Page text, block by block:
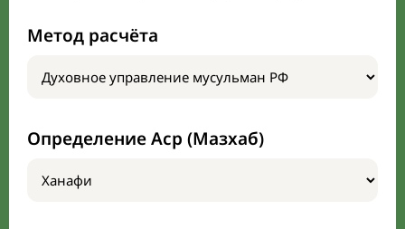
Метод расчёта
Определение Аср (Мазхаб)